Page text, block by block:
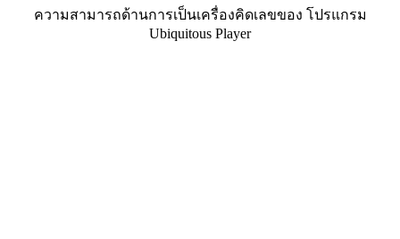
ความสามารถด้านการเป็นเครื่องคิดเลขของ โปรแกรม
Ubiquitous Player